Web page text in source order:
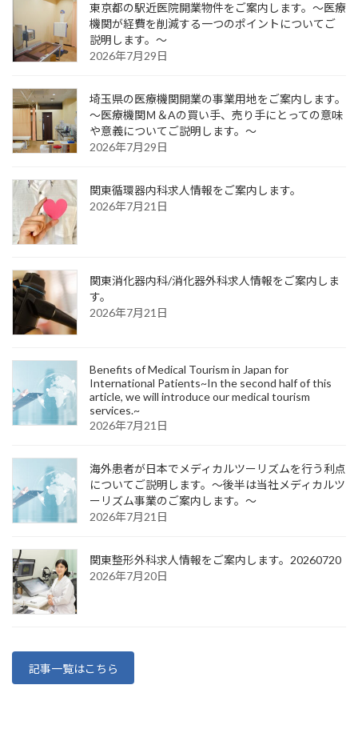
東京都の駅近医院開業物件をご案内します。～医療
機関が経費を削減する一つのポイントについてご
説明します。～
2026年7月29日
埼玉県の医療機関開業の事業用地をご案内します。
～医療機関Ｍ＆Aの買い手、売り手にとっての意味
や意義についてご説明します。～
2026年7月29日
関東循環器内科求人情報をご案内します。
2026年7月21日
関東消化器内科/消化器外科求人情報をご案内しま
す。
2026年7月21日
Benefits of Medical Tourism in Japan for
International Patients~In the second half of this
article, we will introduce our medical tourism
services.~
2026年7月21日
海外患者が日本でメディカルツーリズムを行う利点
についてご説明します。～後半は当社メディカルツ
ーリズム事業のご案内します。～
2026年7月21日
関東整形外科求人情報をご案内します。20260720
2026年7月20日
記事一覧はこちら